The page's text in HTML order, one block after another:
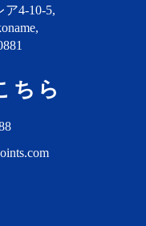
4-10-5,
ちら